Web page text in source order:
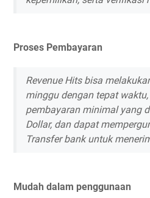
Proses Pembayaran
Revenue Hits bisa
minggu dengan tepat
pembayaran minimal yang
Dollar, dan dapat
Transfer bank untuk
Mudah dalam penggunaan